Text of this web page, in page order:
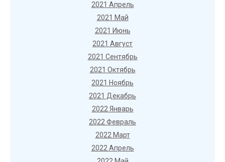
2021 Апрель
2021 Май
2021 Июнь
2021 Август
2021 Сентябрь
2021 Октябрь
2021 Ноябрь
2021 Декабрь
2022 Январь
2022 Февраль
2022 Март
2022 Апрель